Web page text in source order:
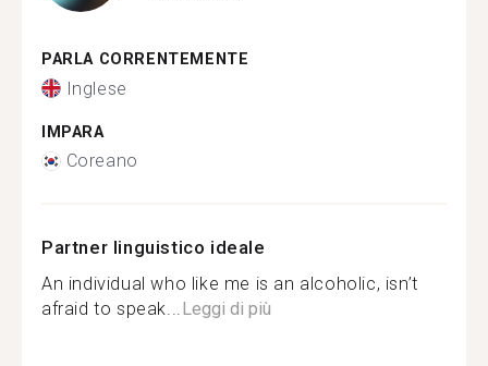
PARLA CORRENTEMENTE
Inglese
IMPARA
Coreano
Partner linguistico ideale
An individual who like me is an alcoholic, isn’t
afraid to speak...Leggi di più